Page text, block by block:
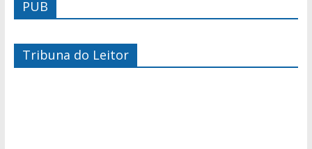
PUB
Tribuna do Leitor